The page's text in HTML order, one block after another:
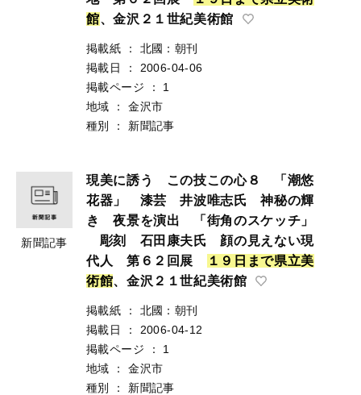
館、金沢２１世紀美術館
掲載紙 ：
北國：朝刊
掲載日
：
2006-04-06
掲載ページ
：
1
地域
：
金沢市
種別
： 新聞記事
新聞記事
現美に誘う この技この心８ 「潮悠
花器」 漆芸 井波唯志氏 神秘の輝
き 夜景を演出 「街角のスケッチ」
彫刻 石田康夫氏 顔の見えない現
代人 第６２回展
１ ９ 日 まで県立美
術館、金沢２１世紀美術館
掲載紙 ：
北國：朝刊
掲載日
：
2006-04-12
掲載ページ
：
1
地域
：
金沢市
種別
： 新聞記事